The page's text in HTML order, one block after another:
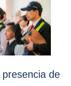
de